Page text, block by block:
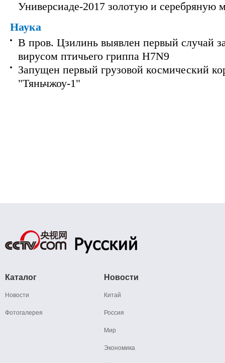
Универсиаде-2017 золотую и серебряную
Наука
В пров. Цзилинь выявлен первый случай
вирусом птичьего гриппа H7N9
Запущен первый грузовой космический
"Тяньчжоу-1"
Каталог
Новости
Фотогалерея
Новости
Китай
Россия
Мир
Экономика